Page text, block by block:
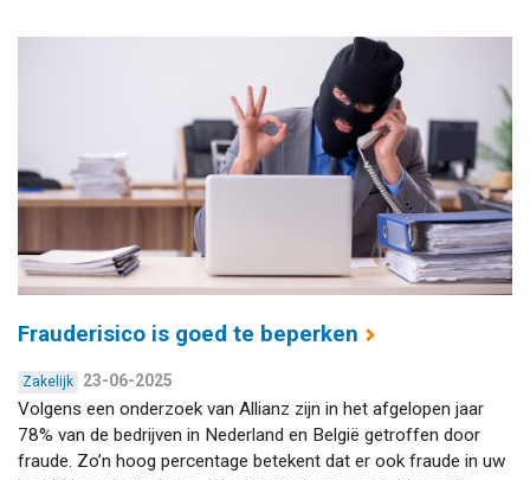
Frauderisico is goed te beperken
Zakelijk 23-06-2025
Volgens een onderzoek van Allianz zijn in het afgelopen jaar
78% van de bedrijven in Nederland en België getroffen door
fraude. Zo’n hoog percentage betekent dat er ook fraude in uw